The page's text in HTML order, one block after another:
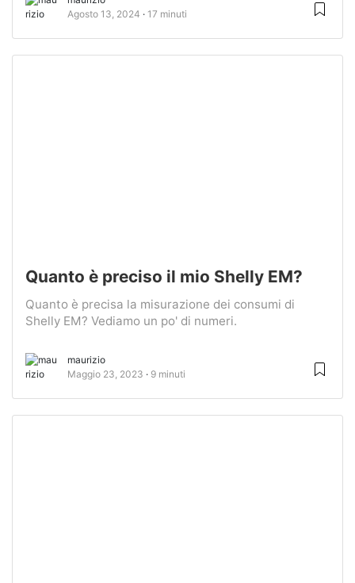
Agosto 13, 2024
17 minuti
Quanto è preciso il mio Shelly EM?
Quanto è precisa la misurazione dei consumi di
Shelly EM? Vediamo un po' di numeri.
maurizio
Maggio 23, 2023
9 minuti